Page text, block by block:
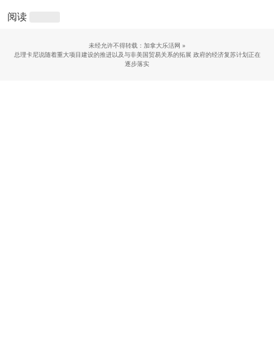
阅读
未经允许不得转载：加拿大乐活网 »
总理卡尼说随着重大项目建设的推进以及与非美国贸易关系的拓展 政府的经济复苏计划正在
逐步落实